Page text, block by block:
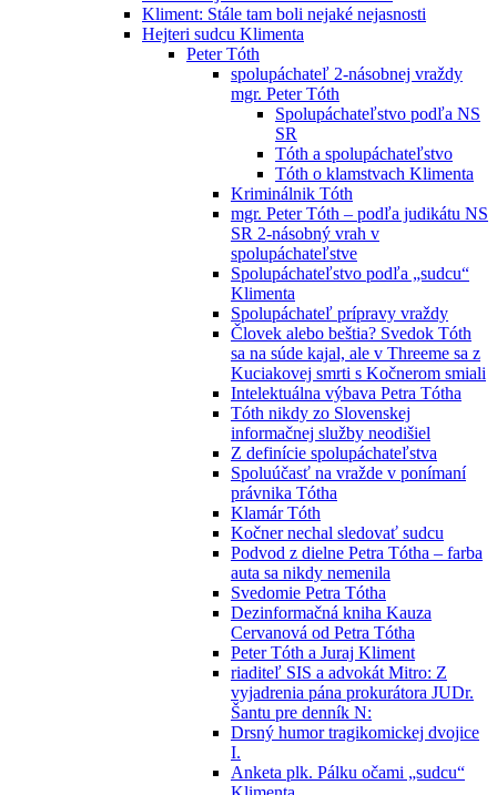
Kliment: Stále tam boli nejaké nejasnosti
Hejteri sudcu Klimenta
Peter Tóth
spolupáchateľ 2-násobnej vraždy
mgr. Peter Tóth
Spolupáchateľstvo podľa NS
SR
Tóth a spolupáchateľstvo
Tóth o klamstvach Klimenta
Kriminálnik Tóth
mgr. Peter Tóth – podľa judikátu NS
SR 2-násobný vrah v
spolupáchateľstve
Spolupáchateľstvo podľa „sudcu“
Klimenta
Spolupáchateľ prípravy vraždy
Človek alebo beštia? Svedok Tóth
sa na súde kajal, ale v Threeme sa z
Kuciakovej smrti s Kočnerom smiali
Intelektuálna výbava Petra Tótha
Tóth nikdy zo Slovenskej
informačnej služby neodišiel
Z definície spolupáchateľstva
Spoluúčasť na vražde v ponímaní
právnika Tótha
Klamár Tóth
Kočner nechal sledovať sudcu
Podvod z dielne Petra Tótha – farba
auta sa nikdy nemenila
Svedomie Petra Tótha
Dezinformačná kniha Kauza
Cervanová od Petra Tótha
Peter Tóth a Juraj Kliment
riaditeľ SIS a advokát Mitro: Z
vyjadrenia pána prokurátora JUDr.
Šantu pre denník N:
Drsný humor tragikomickej dvojice
I.
Anketa plk. Pálku očami „sudcu“